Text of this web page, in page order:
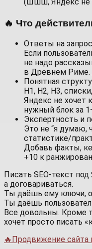
(Шшш, Яндекс не
🔥 Что
Ответы на
Если
не надо
в Древнем Риме.
Понятная
H1, H2, H3,
Яндекс не хочет
нужный блок за
Экспертность и
Это не “я думаю,
статистике/
Добавь факты,
+10 к
Писать SEO‑текст
а договариваться.
Ты даёшь ему ключи,
Ты даёшь
Все довольны. Кроме
хочет просто писать
🔥Продвижение